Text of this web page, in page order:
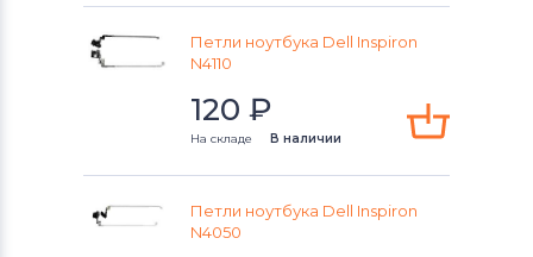
Петли ноутбука Dell Inspiron
N4110
120 ₽
На складе В наличии
Петли ноутбука Dell Inspiron
N4050